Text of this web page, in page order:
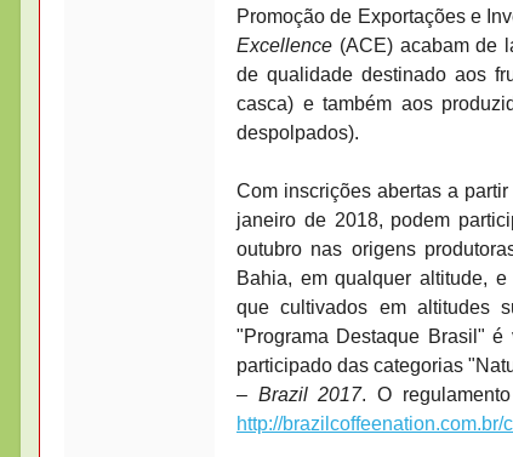
Promoção de Exportações e
Excellence (ACE) acabam de
de qualidade destinado aos
casca) e também aos
despolpados).
Com inscrições abertas a
janeiro de 2018, podem
outubro nas origens
Bahia, em qualquer altitude,
que cultivados em altitudes
"Programa Destaque Brasil"
participado das categorias
– Brazil 2017. O
http://brazilcoffeenation.com.br/